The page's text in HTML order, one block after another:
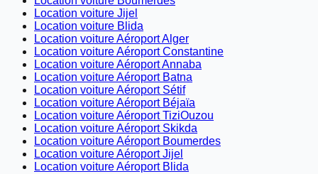
Location voiture Jijel
Location voiture Blida
Location voiture Aéroport Alger
Location voiture Aéroport Constantine
Location voiture Aéroport Annaba
Location voiture Aéroport Batna
Location voiture Aéroport Sétif
Location voiture Aéroport Béjaïa
Location voiture Aéroport TiziOuzou
Location voiture Aéroport Skikda
Location voiture Aéroport Boumerdes
Location voiture Aéroport Jijel
Location voiture Aéroport Blida